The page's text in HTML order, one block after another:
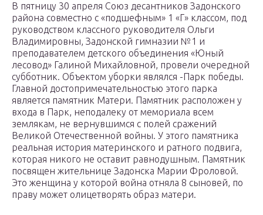
В пятницу 30 апреля Союз десантников Задонского
района совместно с «подшефным» 1 «Г» классом, под
руководством классного руководителя Ольги
Владимировны, Задонской гимназии №1 и
преподавателем детского объединения «Юный
лесовод» Галиной Михайловной, провели очередной
субботник. Объектом уборки являлся -Парк победы.
Главной достопримечательностью этого парка
является памятник Матери. Памятник расположен у
входа в Парк, неподалеку от мемориала всем
землякам, не вернувшимся с полей сражений
Великой Отечественной войны. У этого памятника
реальная история материнского и ратного подвига,
которая никого не оставит равнодушным. Памятник
посвящен жительнице Задонска Марии Фроловой.
Это женщина у которой война отняла 8 сыновей, по
праву может олицетворять образ матери.